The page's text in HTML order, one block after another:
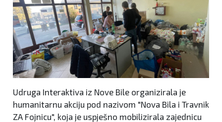
Udruga Interaktiva iz Nove Bile organizirala je
humanitarnu akciju pod nazivom "Nova Bila i Travnik
ZA Fojnicu", koja je uspješno mobilizirala zajednicu